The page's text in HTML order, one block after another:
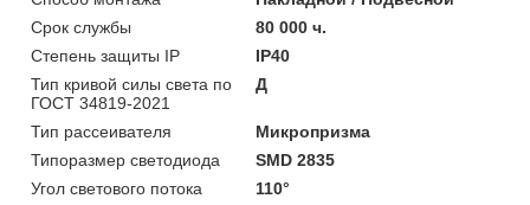
Срок службы
80 000 ч.
Степень защиты IP
IP40
Тип кривой силы света по
ГОСТ 34819-2021
Д
Тип рассеивателя
Микропризма
Типоразмер светодиода
SMD 2835
Угол светового потока
110°